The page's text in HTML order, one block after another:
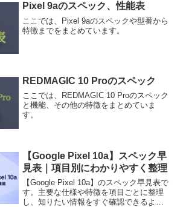
Pixel 9aのスペック、性能表
ここでは、Pixel 9aのスペックや型番から
特徴までをまとめています。
REDMAGIC 10 Proのスペック
ここでは、REDMAGIC 10 Proのスペック
と機能、その他の特徴をまとめていま
す。
【Google Pixel 10a】スペック早
見表｜項目別にわかりやすく整理
【Google Pixel 10a】のスペック早見表で
す。主要な仕様や特徴を項目ごとに整理
し、知りたい情報をすぐ確認できるよう